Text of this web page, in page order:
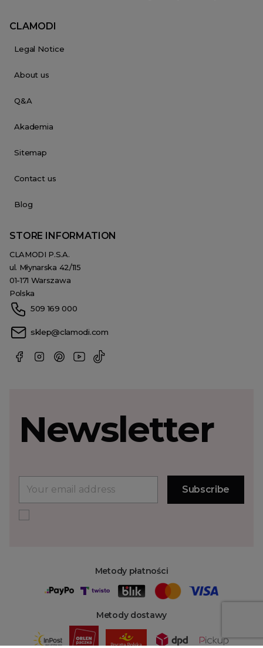
CLAMODI
Legal Notice
About us
Q&A
Akademia
Sitemap
Contact us
Blog
STORE INFORMATION
CLAMODI P.S.A.
ul. Młynarska 42/115
01-171 Warszawa
Polska
509 169 000
sklep@clamodi.com
Metody płatności
Metody dostawy
Newsletter